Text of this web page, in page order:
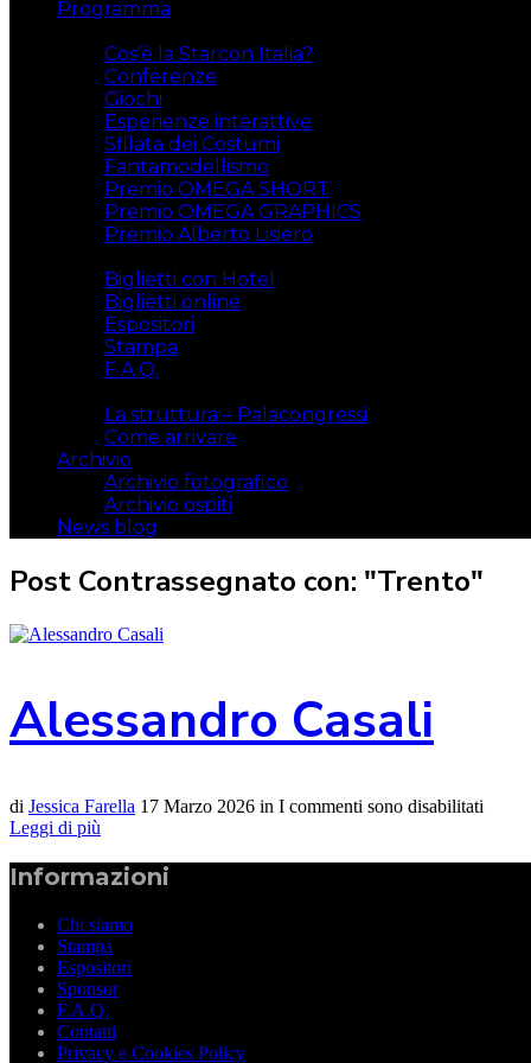
Programma
Cos’è la Starcon Italia?
Conferenze
Giochi
Esperienze interattive
Sfilata dei Costumi
Fantamodellismo
Premio OMEGA SHORT
Premio OMEGA GRAPHICS
Premio Alberto Lisiero
Biglietti con Hotel
Biglietti online
Espositori
Stampa
F.A.Q.
La struttura – Palacongressi
Come arrivare
Archivio
Archivio fotografico
Archivio ospiti
News blog
Post Contrassegnato con: "Trento"
Alessandro Casali
di Jessica Farella 17 Marzo 2026 in I commenti sono disabilitati
Leggi di più
Informazioni
Chi siamo
Stampa
Espositori
Sponsor
F.A.Q.
Contatti
Privacy e Cookies Policy